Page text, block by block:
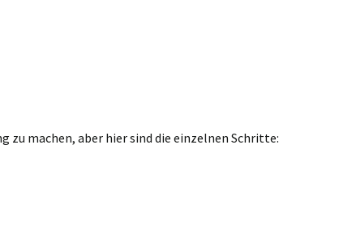
zu machen, aber hier sind die einzelnen Schritte: